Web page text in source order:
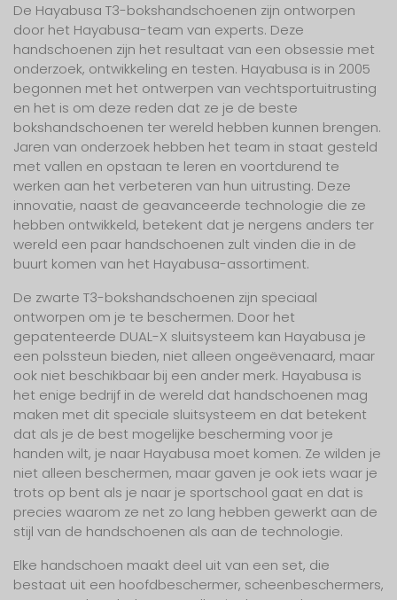
De Hayabusa T3-bokshandschoenen zijn ontworpen
door het Hayabusa-team van experts. Deze
handschoenen zijn het resultaat van een obsessie met
onderzoek, ontwikkeling en testen. Hayabusa is in 2005
begonnen met het ontwerpen van vechtsportuitrusting
en het is om deze reden dat ze je de beste
bokshandschoenen ter wereld hebben kunnen brengen.
Jaren van onderzoek hebben het team in staat gesteld
met vallen en opstaan ​​te leren en voortdurend te
werken aan het verbeteren van hun uitrusting. Deze
innovatie, naast de geavanceerde technologie die ze
hebben ontwikkeld, betekent dat je nergens anders ter
wereld een paar handschoenen zult vinden die in de
buurt komen van het Hayabusa-assortiment.
De zwarte T3-bokshandschoenen zijn speciaal
ontworpen om je te beschermen. Door het
gepatenteerde DUAL-X sluitsysteem kan Hayabusa je
een polssteun bieden, niet alleen ongeëvenaard, maar
ook niet beschikbaar bij een ander merk. Hayabusa is
het enige bedrijf in de wereld dat handschoenen mag
maken met dit speciale sluitsysteem en dat betekent
dat als je de best mogelijke bescherming voor je
handen wilt, je naar Hayabusa moet komen. Ze wilden je
niet alleen beschermen, maar gaven je ook iets waar je
trots op bent als je naar je sportschool gaat en dat is
precies waarom ze net zo lang hebben gewerkt aan de
stijl van de handschoenen als aan de technologie.
Elke handschoen maakt deel uit van een set, die
bestaat uit een hoofdbeschermer, scheenbeschermers,